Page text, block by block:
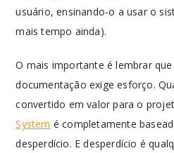
usuário, ensinando-o a usar o
mais tempo ainda).
O mais importante é lembrar
documentação exige esforço.
convertido em valor para o
System é completamente
desperdício. E desperdício é